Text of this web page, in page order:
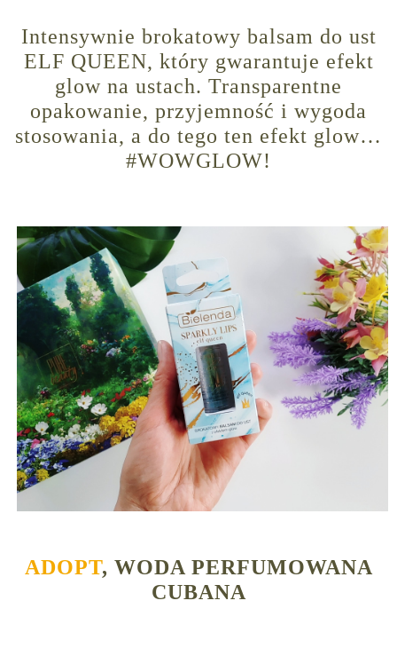
Intensywnie brokatowy balsam do ust
ELF QUEEN, który gwarantuje efekt
glow na ustach. Transparentne
opakowanie, przyjemność i wygoda
stosowania, a do tego ten efekt glow…
#WOWGLOW!
ADOPT, WODA PERFUMOWANA
CUBANA